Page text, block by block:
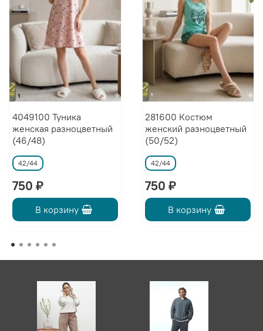
4049100 Туника
женская разноцветный
(46/48)
42/44
750 ₽
В корзину
281600 Костюм
женский разноцветный
(50/52)
42/44
750 ₽
В корзину